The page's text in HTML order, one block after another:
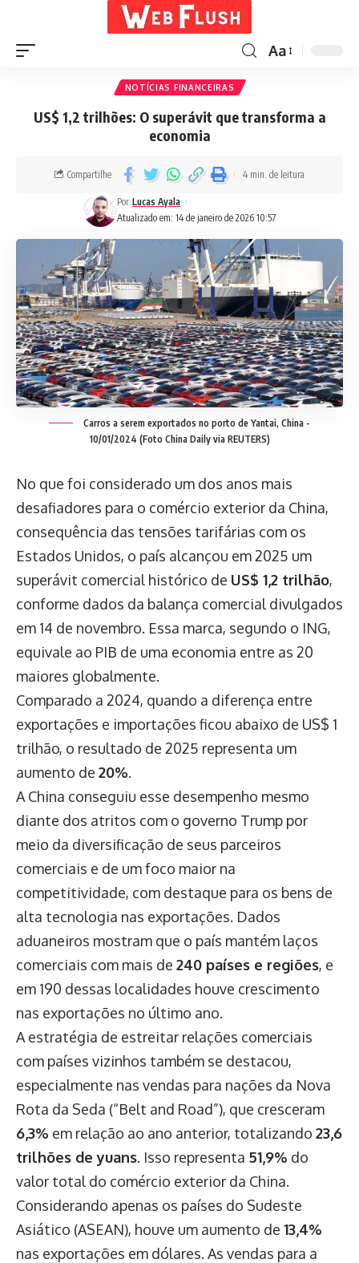
Aa
NOTÍCIAS FINANCEIRAS
US$ 1,2 trilhões: O superávit que transforma a
economia
Atualizado em: 14 de janeiro de 2026 10:57
Por Lucas Ayala
Compartilhe 4 min. de leitura
Carros a serem exportados no porto de Yantai, China -
10/01/2024 (Foto China Daily via REUTERS)
No que foi considerado um dos anos mais
desafiadores para o comércio exterior da China,
consequência das tensões tarifárias com os
Estados Unidos, o país alcançou em 2025 um
superávit comercial histórico de US$ 1,2 trilhão,
conforme dados da balança comercial divulgados
em 14 de novembro. Essa marca, segundo o ING,
equivale ao PIB de uma economia entre as 20
maiores globalmente.
Comparado a 2024, quando a diferença entre
exportações e importações ficou abaixo de US$ 1
trilhão, o resultado de 2025 representa um
aumento de 20%.
A China conseguiu esse desempenho mesmo
diante dos atritos com o governo Trump por
meio da diversificação de seus parceiros
comerciais e de um foco maior na
competitividade, com destaque para os bens de
alta tecnologia nas exportações. Dados
aduaneiros mostram que o país mantém laços
comerciais com mais de 240 países e regiões, e
em 190 dessas localidades houve crescimento
nas exportações no último ano.
A estratégia de estreitar relações comerciais
com países vizinhos também se destacou,
especialmente nas vendas para nações da Nova
Rota da Seda (“Belt and Road”), que cresceram
6,3% em relação ao ano anterior, totalizando 23,6
trilhões de yuans. Isso representa 51,9% do
valor total do comércio exterior da China.
Considerando apenas os países do Sudeste
Asiático (ASEAN), houve um aumento de 13,4%
nas exportações em dólares. As vendas para a